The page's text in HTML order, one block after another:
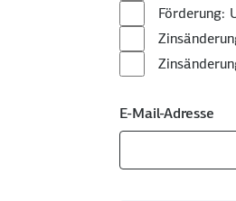
Förderung:
E-Mail-Adresse